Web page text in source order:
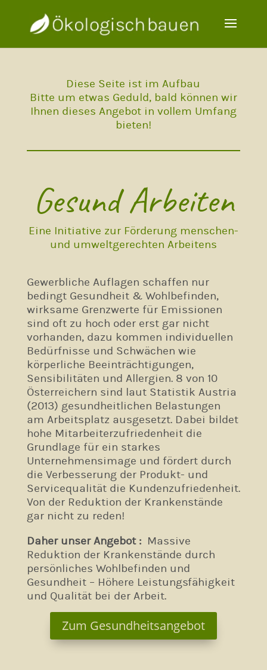
Diese Seite ist im Aufbau
Bitte um etwas Geduld, bald können wir
Ihnen dieses Angebot in vollem Umfang
bieten!
Gesund Arbeiten
Eine Initiative zur Förderung menschen-
und umweltgerechten Arbeitens
Gewerbliche Auflagen schaffen nur
bedingt Gesundheit & Wohlbefinden,
wirksame Grenzwerte für Emissionen
sind oft zu hoch oder erst gar nicht
vorhanden, dazu kommen individuellen
Bedürfnisse und Schwächen wie
körperliche Beeinträchtigungen,
Sensibilitäten und Allergien. 8 von 10
Österreichern sind laut Statistik Austria
(2013) gesundheitlichen Belastungen
am Arbeitsplatz ausgesetzt. Dabei bildet
hohe Mitarbeiterzufriedenheit die
Grundlage für ein starkes
Unternehmensimage und fördert durch
die Verbesserung der Produkt- und
Servicequalität die Kundenzufriedenheit.
Von der Reduktion der Krankenstände
gar nicht zu reden!
Daher unser Angebot : Massive
Reduktion der Krankenstände durch
persönliches Wohlbefinden und
Gesundheit – Höhere Leistungsfähigkeit
und Qualität bei der Arbeit.
Zum Gesundheitsangebot